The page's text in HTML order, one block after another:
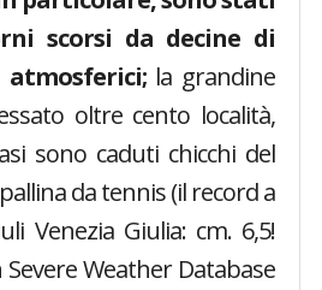
scorsi da decine di
la grandine
oltre cento località,
sono caduti chicchi del
da tennis (il record a
Venezia Giulia: cm. 6,5!
Weather Database